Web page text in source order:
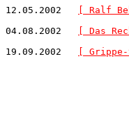
12.05.2002
[ Ralf
04.08.2002
[ Das
19.09.2002
[